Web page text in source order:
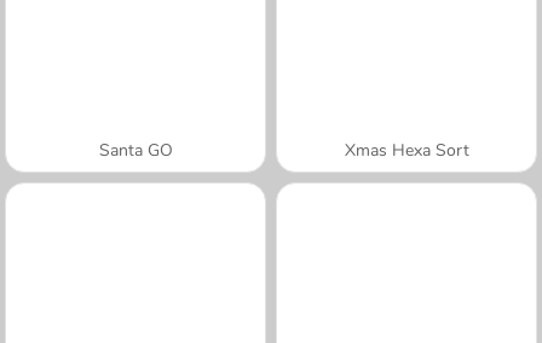
Santa GO Xmas Hexa Sort